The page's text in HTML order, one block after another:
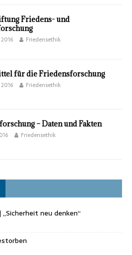
Friedens- und
Friedensethik
für die Friedensforschung
Friedensethik
– Daten und Fakten
Friedensethik
neu denken“